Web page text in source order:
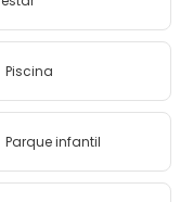
Piscina
Parque infantil